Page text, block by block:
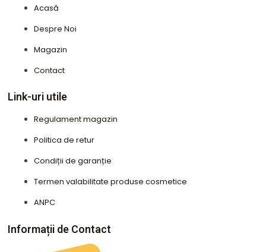
Acasă
Despre Noi
Magazin
Contact
Link-uri utile
Regulament magazin
Politica de retur
Condiții de garanție
Termen valabilitate produse cosmetice
ANPC
Informații de Contact